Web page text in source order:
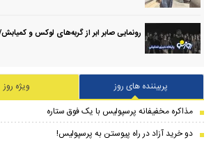
رونمایی صابر ابر از گربه‌های لوکس و
پربیننده های روز
ویژه روز
مذاکره مخفیفانه پرسپولیس با یک فوق ستاره
دو خرید آزاد در راه پیوستن به پرسپولیس!